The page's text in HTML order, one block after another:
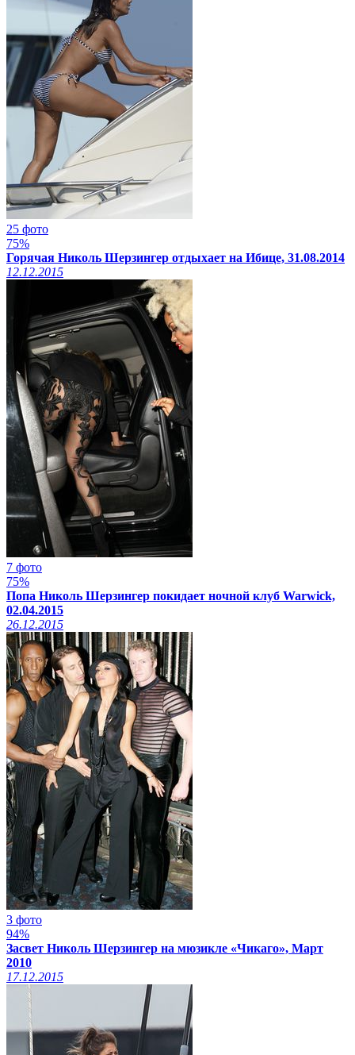
25 фото
75%
Горячая Николь Шерзингер отдыхает на Ибице, 31.08.2014
12.12.2015
7 фото
75%
Попа Николь Шерзингер покидает ночной клуб Warwick,
02.04.2015
26.12.2015
3 фото
94%
Засвет Николь Шерзингер на мюзикле «Чикаго», Март
2010
17.12.2015